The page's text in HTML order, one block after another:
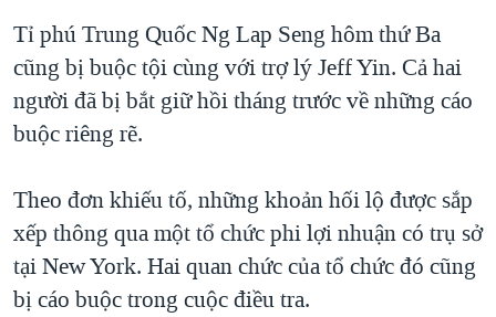
Tỉ phú Trung Quốc Ng Lap Seng hôm thứ Ba
cũng bị buộc tội cùng với trợ lý Jeff Yin. Cả hai
người đã bị bắt giữ hồi tháng trước về những cáo
buộc riêng rẽ.
Theo đơn khiếu tố, những khoản hối lộ được sắp
xếp thông qua một tổ chức phi lợi nhuận có trụ sở
tại New York. Hai quan chức của tổ chức đó cũng
bị cáo buộc trong cuộc điều tra.